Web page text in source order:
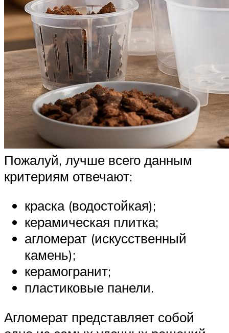
Пожалуй, лучше всего данным
критериям отвечают:
краска (водостойкая);
керамическая плитка;
агломерат (искусственный
камень);
керамогранит;
пластиковые панели.
Агломерат представляет собой